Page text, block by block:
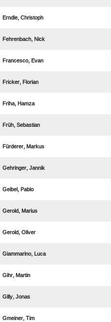
 
 
 
 
 
 
 
 
 
 
 
 
 
 
 